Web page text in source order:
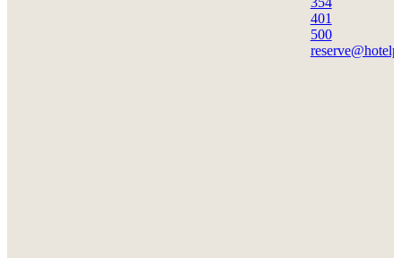
401
500